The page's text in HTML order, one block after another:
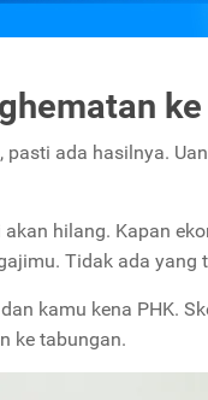
ada hasilnya.
hilang. Kapan
Tidak ada yang
kamu kena PHK.
ke tabungan.